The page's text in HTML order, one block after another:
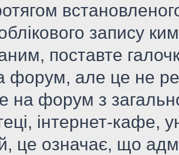
запису
поставте
форум, але це не
на форум з
інтернет-кафе,
це означає, що